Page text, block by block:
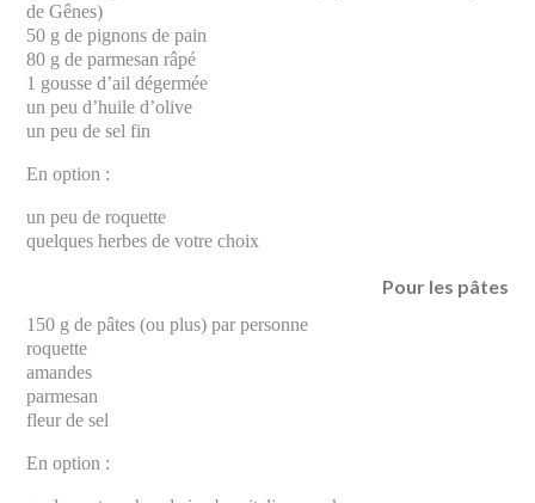
de Gênes)
50 g de pignons de pain
80 g de parmesan râpé
1 gousse d’ail dégermée
un peu d’huile d’olive
un peu de sel fin
En option :
un peu de roquette
quelques herbes de votre choix
Pour les pâtes
150 g de pâtes (ou plus) par personne
roquette
amandes
parmesan
fleur de sel
En option :